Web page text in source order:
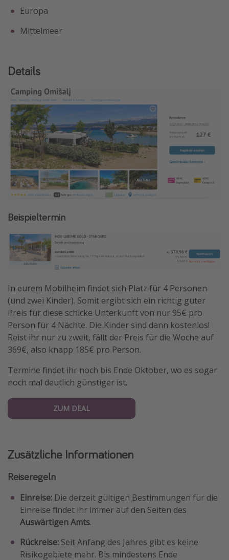
Europa
Mittelmeer
Details
Beispieltermin
In eurem Mobilheim findet sich Platz für 4 Personen
(und zwei Kinder). Somit ergibt sich ein richtig guter
Preis für diese schicke Unterkunft von nur 95€ pro
Person für 4 Nächte. Die Kinder sind dann kostenlos!
Reist ihr nur zu zweit, fällt der Preis für die Woche auf
369€, also knapp 185€ pro Person.
Termine findet ihr noch bis Ende Oktober, wo es sogar
noch mal deutlich günstiger ist.
ZUM DEAL
Zusätzliche Informationen
Reiseregeln
Einreise: Die derzeit gültigen Bestimmungen für die
Einreise findet ihr immer auf den Seiten des
Auswärtigen Amts.
Rückreise: Seit Anfang des Jahres gibt es keine
Risikogebiete mehr. Bis mindestens Ende